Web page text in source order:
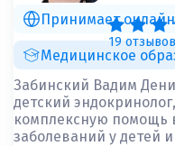
19 отзывов
Принимает онлайн
Медицинское
Забинский Вадим
детский
комплексную помощь
заболеваний у детей и